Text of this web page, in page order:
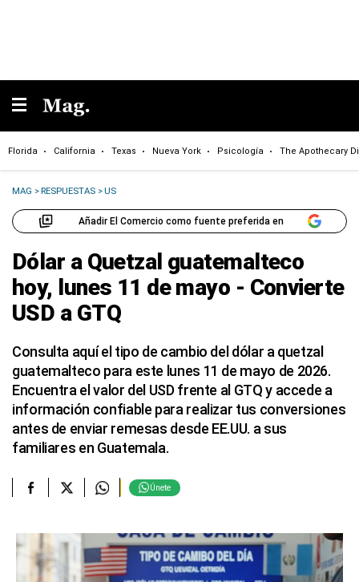
Florida California Texas Nueva York Psicología The Apothecary
MAG >RESPUESTAS >US
Añadir El Comercio como fuente preferida en
Dólar a Quetzal guatemalteco
hoy, lunes 11 de mayo - Convierte
USD a GTQ
Consulta aquí el tipo de cambio del dólar a quetzal
guatemalteco para este lunes 11 de mayo de 2026.
Encuentra el valor del USD frente al GTQ y accede a
información confiable para realizar tus conversiones
antes de enviar remesas desde EE.UU. a sus
familiares en Guatemala.
Únete